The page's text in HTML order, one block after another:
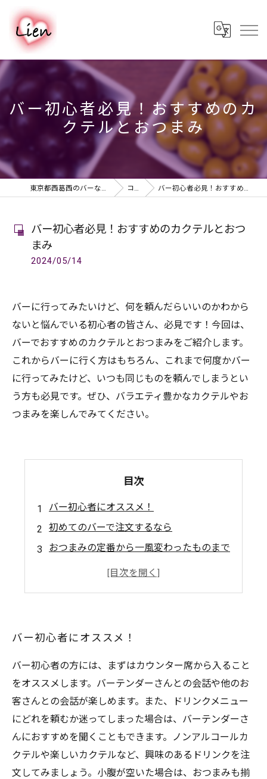
バー初心者必見！おすすめのカ
クテルとおつまみ
東京都西葛西のバーならPUB & BAR Lien コラム バー初心者必見！おすすめのカクテルとおつまみ
バー初心者必見！おすすめのカクテルとおつ
まみ
2024/05/14
バーに行ってみたいけど、何を頼んだらいいのかわから
ないと悩んでいる初心者の皆さん、必見です！今回は、
バーでおすすめのカクテルとおつまみをご紹介します。
これからバーに行く方はもちろん、これまで何度かバー
に行ってみたけど、いつも同じものを頼んでしまうとい
う方も必見です。ぜひ、バラエティ豊かなカクテルやお
つまみを楽しんでみてください。
目次
バー初心者にオススメ！
初めてのバーで注文するなら
おつまみの定番から一風変わったものまで
素敵なバーで味わいたい
バー初心者にオススメ！
バー初心者の方には、まずはカウンター席から入ること
をオススメします。バーテンダーさんとの会話や他のお
客さんとの会話が楽しめます。また、ドリンクメニュー
にどれを頼むか迷ってしまった場合は、バーテンダーさ
んにおすすめを聞くこともできます。ノンアルコールカ
クテルや楽しいカクテルなど、興味のあるドリンクを注
文してみましょう。小腹が空いた場合は、おつまみも揃